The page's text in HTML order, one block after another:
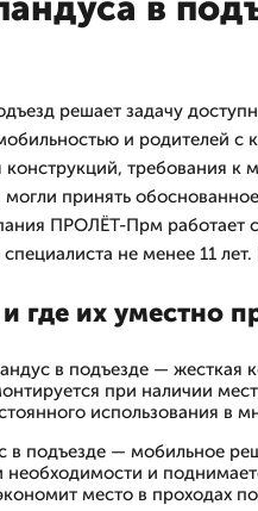
решает задачу
и родителей с
требования к
принять
ПРОЛЁТ-Прм работает
не менее 11
где их уместно
в подъезде — жесткая
при наличии
использования в
в подъезде — мобильное
необходимости и
место в проходах